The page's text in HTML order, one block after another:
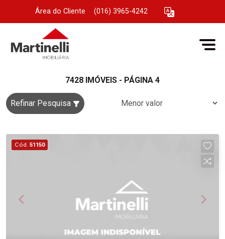
Área do Cliente (016) 3965-4242
7428 IMÓVEIS - PÁGINA 4
Refinar Pesquisa
Cód. 51150